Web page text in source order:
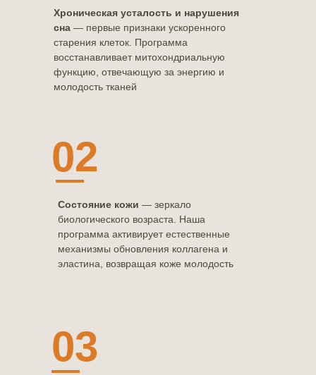
02
Состояние кожи — зеркало
биологического возраста. Наша
программа активирует естественные
механизмы обновления коллагена и
эластина, возвращая коже молодость
Хроническая усталость и нарушения
сна — первые признаки ускоренного
старения клеток. Программа
восстанавливает митохондриальную
функцию, отвечающую за энергию и
молодость тканей
03